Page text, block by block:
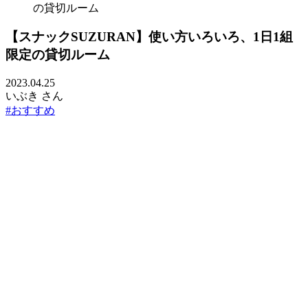
の貸切ルーム
【スナックSUZURAN】使い方いろいろ、1日1組
限定の貸切ルーム
2023.04.25
いぶき さん
#おすすめ